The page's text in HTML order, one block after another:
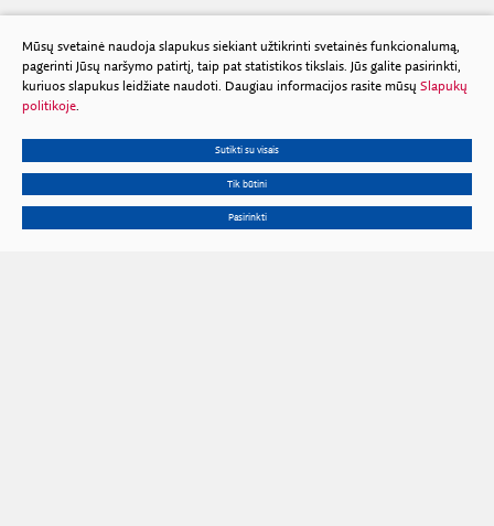
Mūsų svetainė naudoja slapukus siekiant užtikrinti svetainės funkcionalumą,
pagerinti Jūsų naršymo patirtį, taip pat statistikos tikslais. Jūs galite pasirinkti,
kuriuos slapukus leidžiate naudoti. Daugiau informacijos rasite mūsų Slapukų
politikoje.
Sutikti su visais
Tik būtini
Pasirinkti